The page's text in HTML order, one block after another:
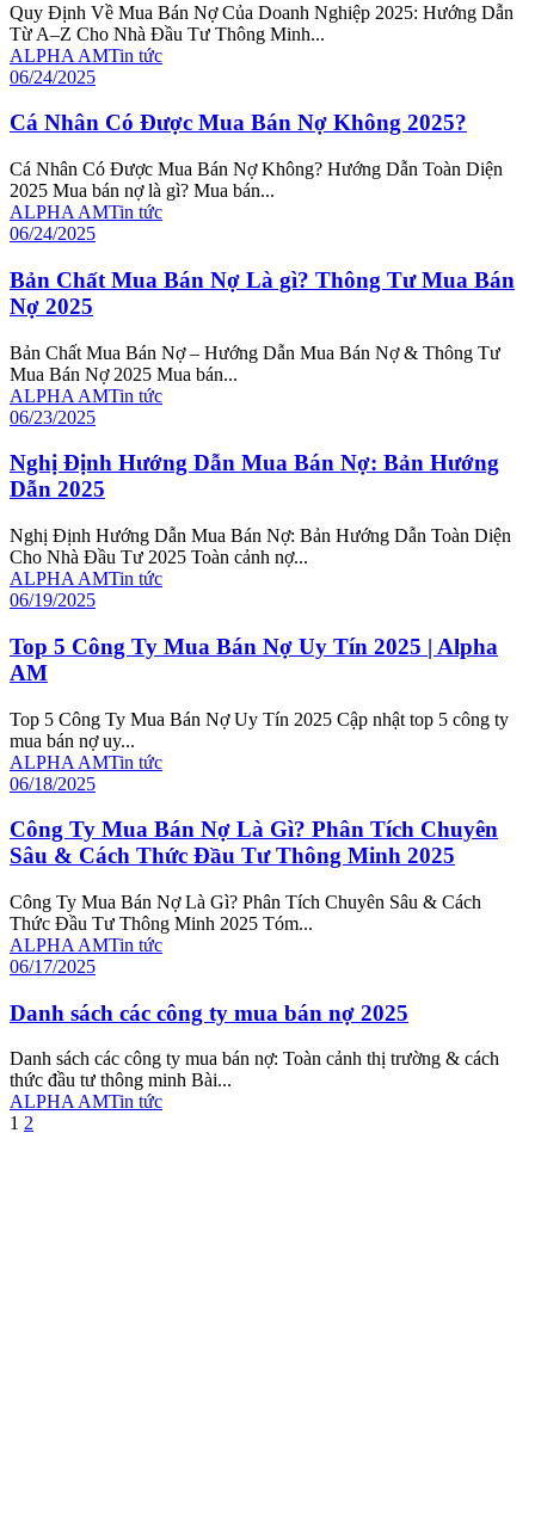
Quy Định Về Mua Bán Nợ Của Doanh Nghiệp 2025: Hướng Dẫn
Từ A–Z Cho Nhà Đầu Tư Thông Minh...
ALPHA AMTin tức
06/24/2025
Cá Nhân Có Được Mua Bán Nợ Không 2025?
Cá Nhân Có Được Mua Bán Nợ Không? Hướng Dẫn Toàn Diện
2025 Mua bán nợ là gì? Mua bán...
ALPHA AMTin tức
06/24/2025
Bản Chất Mua Bán Nợ Là gì? Thông Tư Mua Bán
Nợ 2025
Bản Chất Mua Bán Nợ – Hướng Dẫn Mua Bán Nợ & Thông Tư
Mua Bán Nợ 2025 Mua bán...
ALPHA AMTin tức
06/23/2025
Nghị Định Hướng Dẫn Mua Bán Nợ: Bản Hướng
Dẫn 2025
Nghị Định Hướng Dẫn Mua Bán Nợ: Bản Hướng Dẫn Toàn Diện
Cho Nhà Đầu Tư 2025 Toàn cảnh nợ...
ALPHA AMTin tức
06/19/2025
Top 5 Công Ty Mua Bán Nợ Uy Tín 2025 | Alpha
AM
Top 5 Công Ty Mua Bán Nợ Uy Tín 2025 Cập nhật top 5 công ty
mua bán nợ uy...
ALPHA AMTin tức
06/18/2025
Công Ty Mua Bán Nợ Là Gì? Phân Tích Chuyên
Sâu & Cách Thức Đầu Tư Thông Minh 2025
Công Ty Mua Bán Nợ Là Gì? Phân Tích Chuyên Sâu & Cách
Thức Đầu Tư Thông Minh 2025 Tóm...
ALPHA AMTin tức
06/17/2025
Danh sách các công ty mua bán nợ 2025
Danh sách các công ty mua bán nợ: Toàn cảnh thị trường & cách
thức đầu tư thông minh Bài...
ALPHA AMTin tức
1 2